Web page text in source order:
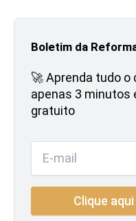
Boletim da
🚀 Aprenda tudo o
apenas 3 minutos
gratuito